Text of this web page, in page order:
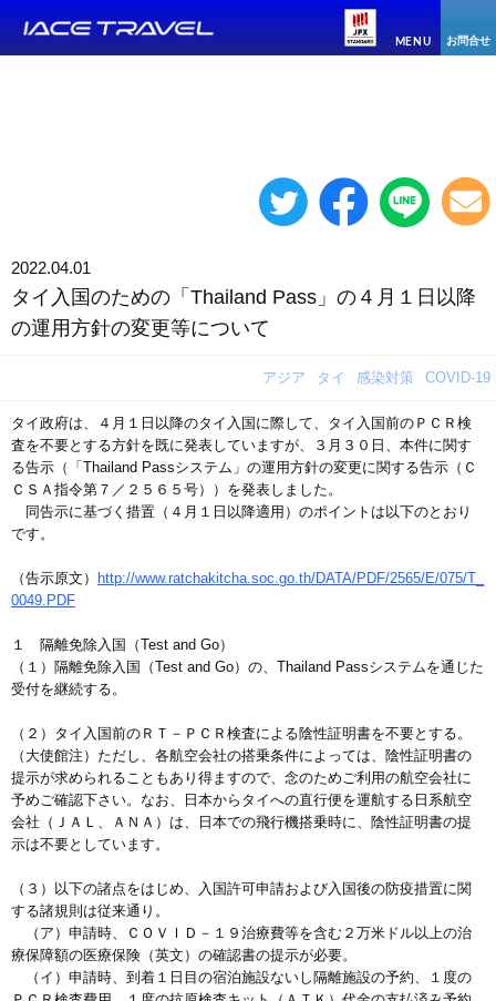
MENU お問合せ
2022.04.01
タイ入国のための「Thailand Pass」の４月１日以降
の運用方針の変更等について
アジア タイ 感染対策 COVID-19
タイ政府は、４月１日以降のタイ入国に際して、タイ入国前のＰＣＲ検
査を不要とする方針を既に発表していますが、３月３０日、本件に関す
る告示（「Thailand Passシステム」の運用方針の変更に関する告示（Ｃ
ＣＳＡ指令第７／２５６５号））を発表しました。
同告示に基づく措置（４月１日以降適用）のポイントは以下のとおり
です。
（告示原文）
http://www.ratchakitcha.soc.go.th/DATA/PDF/2565/E/075/T_
0049.PDF
１ 隔離免除入国（Test and Go）
（１）隔離免除入国（Test and Go）の、Thailand Passシステムを通じた
受付を継続する。
（２）タイ入国前のＲＴ－ＰＣＲ検査による陰性証明書を不要とする。
（大使館注）ただし、各航空会社の搭乗条件によっては、陰性証明書の
提示が求められることもあり得ますので、念のためご利用の航空会社に
予めご確認下さい。なお、日本からタイへの直行便を運航する日系航空
会社（ＪＡＬ、ＡＮＡ）は、日本での飛行機搭乗時に、陰性証明書の提
示は不要としています。
（３）以下の諸点をはじめ、入国許可申請および入国後の防疫措置に関
する諸規則は従来通り。
（ア）申請時、ＣＯＶＩＤ－１９治療費等を含む２万米ドル以上の治
療保障額の医療保険（英文）の確認書の提示が必要。
（イ）申請時、到着１日目の宿泊施設ないし隔離施設の予約、１度の